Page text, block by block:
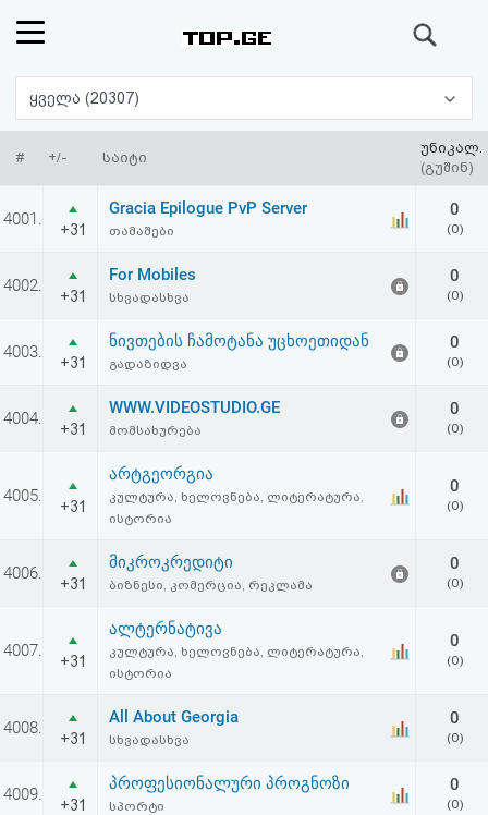
რეიტინგი
(მთავარი)
ფოსტა
პასუხი
ავტორიზაცია
რეგისტრაცია
პაროლის
აღდგენა
HTML
სალიცენზიო
და
პასუხისმგებლობის
ყველა (20307)
# +/- საიტი
უნიკალ.
(გუშინ)
4001.
+31
Gracia Epilogue PvP Server
თამაშები
0
(0)
4002.
+31
For Mobiles
სხვადასხვა
0
(0)
4003.
+31
ნივთების ჩამოტანა უცხოეთიდან
გადაზიდვა
0
(0)
4004.
+31
WWW.VIDEOSTUDIO.GE
მომსახურება
0
(0)
4005.
+31
არტგეორგია
კულტურა, ხელოვნება, ლიტერატურა,
ისტორია
0
(0)
4006.
+31
მიკროკრედიტი
ბიზნესი, კომერცია, რეკლამა
0
(0)
4007.
+31
ალტერნატივა
კულტურა, ხელოვნება, ლიტერატურა,
ისტორია
0
(0)
4008.
+31
All About Georgia
სხვადასხვა
0
(0)
4009.
+31
პროფესიონალური პროგნოზი
სპორტი
0
(0)